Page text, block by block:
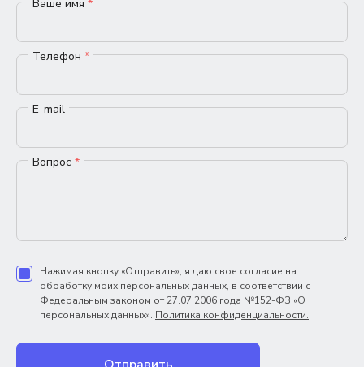
Ваше имя *
Телефон *
E-mail
Вопрос *
Нажимая кнопку «Отправить», я даю свое согласие на
обработку моих персональных данных, в соответствии с
Федеральным законом от 27.07.2006 года №152-ФЗ «О
персональных данных». Политика конфиденциальности.